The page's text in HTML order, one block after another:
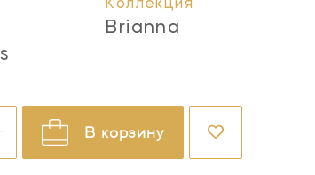
Коллекция
Brianna
В корзину